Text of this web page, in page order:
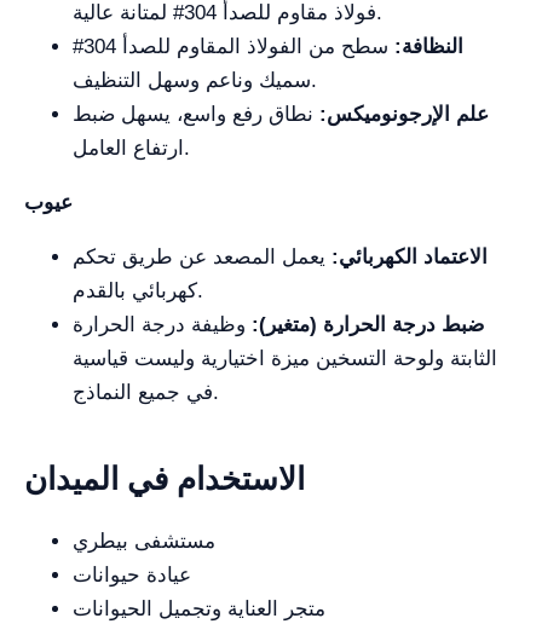
فولاذ مقاوم للصدأ 304# لمتانة عالية.
النظافة:
سطح من الفولاذ المقاوم للصدأ 304#
سميك وناعم وسهل التنظيف.
علم الإرجونوميكس: نطاق رفع واسع، يسهل ضبط
ارتفاع العامل.
عيوب
الاعتماد الكهربائي: يعمل المصعد عن طريق تحكم
كهربائي بالقدم.
ضبط درجة الحرارة (متغير): وظيفة درجة الحرارة
الثابتة ولوحة التسخين ميزة اختيارية وليست قياسية
في جميع النماذج.
الاستخدام في الميدان
مستشفى بيطري
عيادة حيوانات
متجر العناية وتجميل الحيوانات